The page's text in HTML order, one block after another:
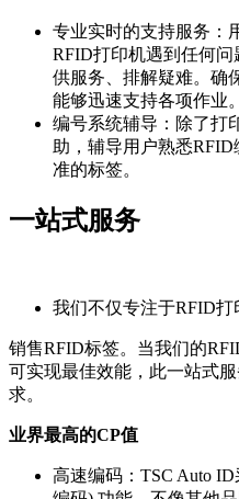
专业实时的支持服务：
RFID打印机遇到任何
供服务、排解疑难。确
能够迅速支持各项作业。
编号系统辅导：除了打
助，辅导用户熟悉
准的标签。
一站式服务
我们不仅专注于RFID
销售RFID标签。当我们的
可实现最佳效能，此一站式
求。
业界最高的CP值
高速编码：TSC Auto ID